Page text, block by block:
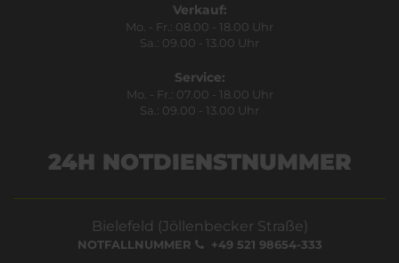
Verkauf:
Mo. - Fr.: 08.00 - 18.00 Uhr
Sa.: 09.00 - 13.00 Uhr
Service:
Mo. - Fr.: 07.00 - 18.00 Uhr
Sa.: 09.00 - 13.00 Uhr
24H NOTDIENSTNUMMER
Bielefeld (Jöllenbecker Straße)
NOTFALLNUMMER +49 521 98654-333